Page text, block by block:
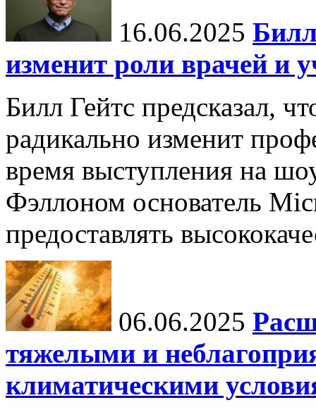
16.06.2025
изменит роли врачей и
Билл Гейтс предсказал,
радикально изменит
время выступления на
Фэллоном основатель
предоставлять
06.06.2025
тяжелыми и
климатическими